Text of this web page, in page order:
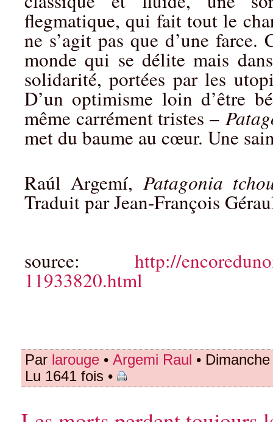
flegmatique, qui fait tout le
ne s’agit pas que d’une farce.
monde qui se délite mais
solidarité, portées par les
D’un optimisme loin d’être
même carrément tristes –
met du baume au cœur. Une
Raúl Argemí,Patagonia
Traduit par Jean-François
source: http://
11933820.html
Par larouge • Argemi Raul •
Lu 1641 fois •